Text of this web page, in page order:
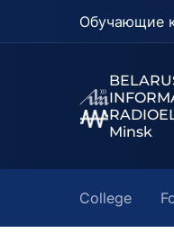
Обучающие
Minsk
College